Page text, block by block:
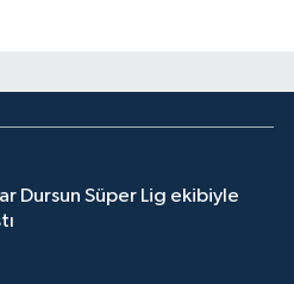
Dursun Süper Lig ekibiyle